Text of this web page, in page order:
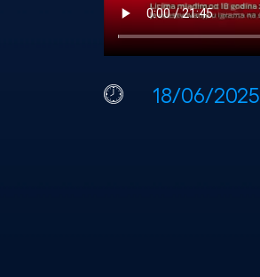
18/06/2025